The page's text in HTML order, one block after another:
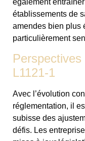
également
établissements de
amendes bien plus
particulièrement
Perspectives
L1121-1
Avec l’évolution
réglementation, il
subisse des
défis. Les